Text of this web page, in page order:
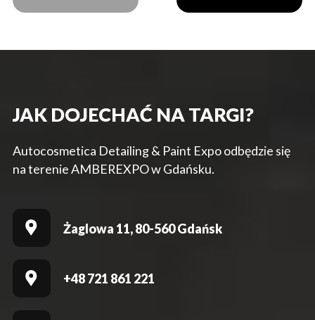
JAK DOJECHAĆ NA TARGI?
Autocosmetica Detailing & Paint Expo odbędzie się
na terenie AMBEREXPO w Gdańsku.
Żaglowa 11, 80-560 Gdańsk
+48 721 861 221